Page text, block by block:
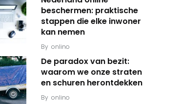
beschermen: praktische
stappen die elke inwoner
kan nemen
By onlino
De paradox van bezit:
waarom we onze straten
en schuren herontdekken
By onlino